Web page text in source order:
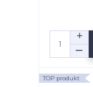
TOP produkt